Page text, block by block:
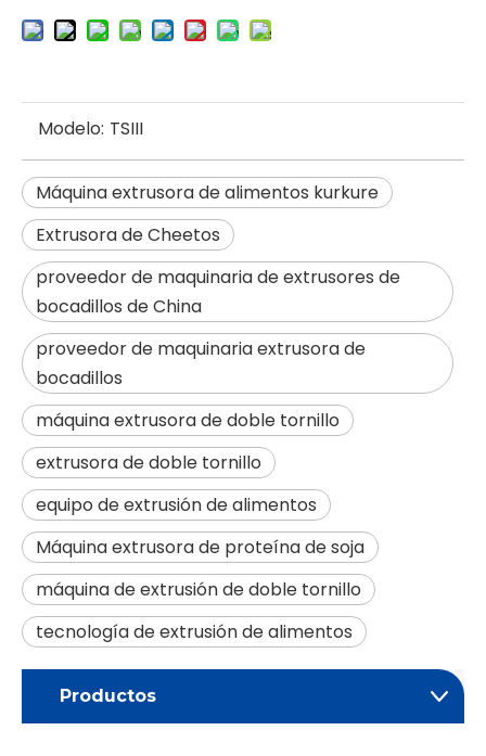
Modelo: TSIII
Máquina extrusora de alimentos kurkure
Extrusora de Cheetos
proveedor de maquinaria de extrusores de
bocadillos de China
proveedor de maquinaria extrusora de
bocadillos
máquina extrusora de doble tornillo
extrusora de doble tornillo
equipo de extrusión de alimentos
Máquina extrusora de proteína de soja
máquina de extrusión de doble tornillo
tecnología de extrusión de alimentos
Productos